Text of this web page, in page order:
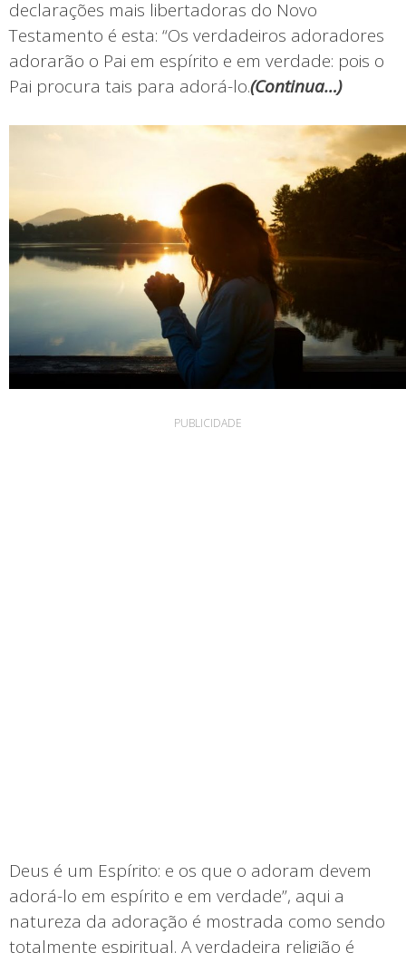
declarações mais libertadoras do Novo
Testamento é esta: “Os verdadeiros adoradores
adorarão o Pai em espírito e em verdade: pois o
Pai procura tais para adorá-lo.(Continua…)
PUBLICIDADE
Deus é um Espírito: e os que o adoram devem
adorá-lo em espírito e em verdade”, aqui a
natureza da adoração é mostrada como sendo
totalmente espiritual. A verdadeira religião é